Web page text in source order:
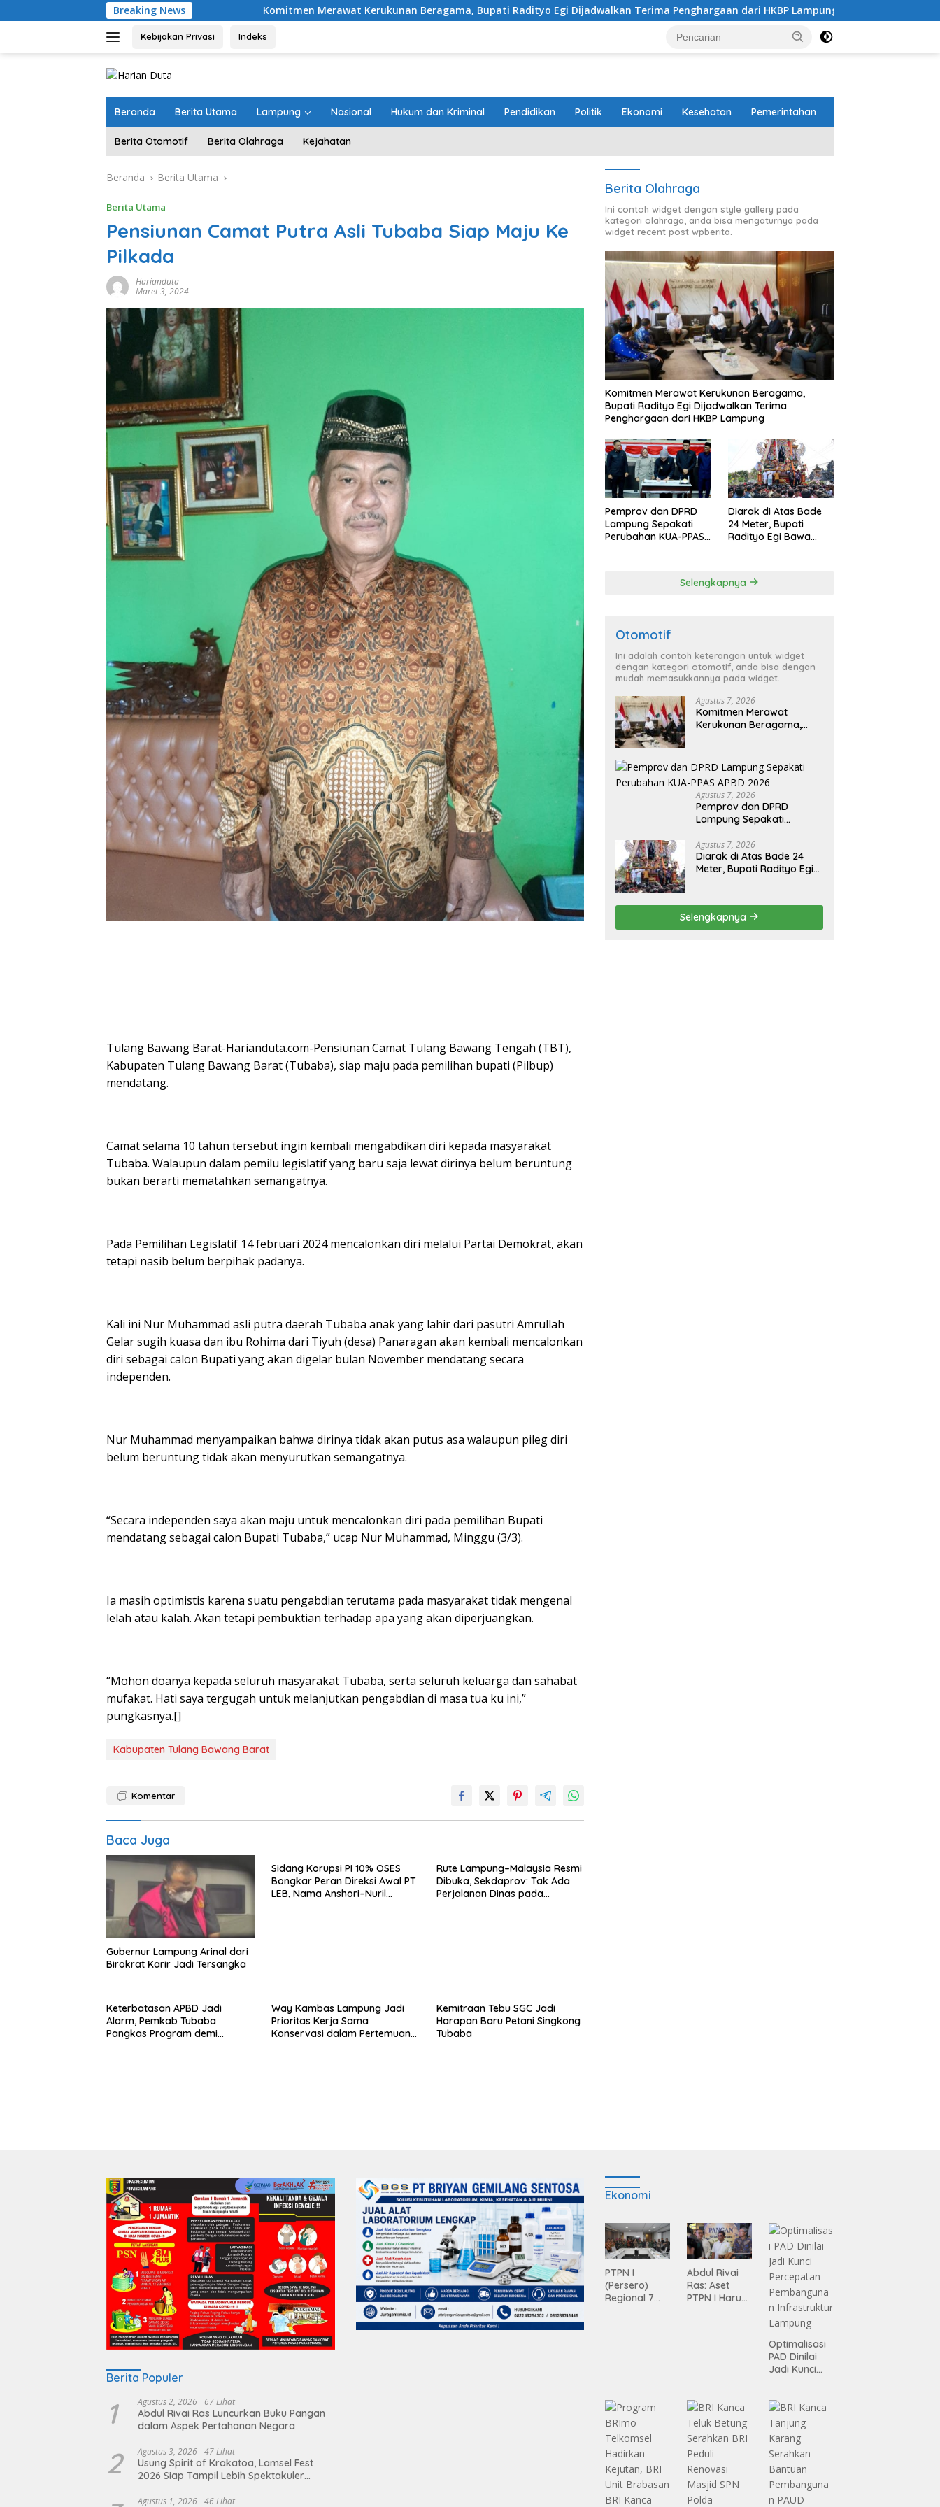
ke
Breaking NewsKomitmen Merawat Kerukunan Beragama, Bupati Radityo Egi Dijadwalkan Terima Penghargaan dari HKBP Lampung Pemprov dan DPRD
Kebijakan Privasi Indeks
Beranda Berita Utama Lampung Nasional Hukum dan Kriminal Pendidikan Politik Ekonomi Kesehatan Pemerintahan
Berita Otomotif Berita Olahraga Kejahatan
Beranda Berita Utama
Berita Utama
Pensiunan Camat Putra Asli Tubaba Siap Maju Ke
Pilkada
Harianduta
Maret 3, 2024
Tulang Bawang Barat-Harianduta.com-Pensiunan Camat Tulang Bawang Tengah (TBT),
Kabupaten Tulang Bawang Barat (Tubaba), siap maju pada pemilihan bupati (Pilbup)
mendatang.
Camat selama 10 tahun tersebut ingin kembali mengabdikan diri kepada masyarakat
Tubaba. Walaupun dalam pemilu legislatif yang baru saja lewat dirinya belum beruntung
bukan berarti mematahkan semangatnya.
Pada Pemilihan Legislatif 14 februari 2024 mencalonkan diri melalui Partai Demokrat, akan
tetapi nasib belum berpihak padanya.
Kali ini Nur Muhammad asli putra daerah Tubaba anak yang lahir dari pasutri Amrullah
Gelar sugih kuasa dan ibu Rohima dari Tiyuh (desa) Panaragan akan kembali mencalonkan
diri sebagai calon Bupati yang akan digelar bulan November mendatang secara
independen.
Nur Muhammad menyampaikan bahwa dirinya tidak akan putus asa walaupun pileg diri
belum beruntung tidak akan menyurutkan semangatnya.
“Secara independen saya akan maju untuk mencalonkan diri pada pemilihan Bupati
mendatang sebagai calon Bupati Tubaba,” ucap Nur Muhammad, Minggu (3/3).
Ia masih optimistis karena suatu pengabdian terutama pada masyarakat tidak mengenal
lelah atau kalah. Akan tetapi pembuktian terhadap apa yang akan diperjuangkan.
“Mohon doanya kepada seluruh masyarakat Tubaba, serta seluruh keluarga dan sahabat
mufakat. Hati saya tergugah untuk melanjutkan pengabdian di masa tua ku ini,”
pungkasnya.[]
Kabupaten Tulang Bawang Barat
Komentar
Baca Juga
Gubernur Lampung Arinal dari
Birokrat Karir Jadi Tersangka
Sidang Korupsi PI 10% OSES
Bongkar Peran Direksi Awal PT
LEB, Nama Anshori–Nuril
Rute Lampung–Malaysia Resmi
Dibuka, Sekdaprov: Tak Ada
Perjalanan Dinas pada
Keterbatasan APBD Jadi
Alarm, Pemkab Tubaba
Pangkas Program demi
Way Kambas Lampung Jadi
Prioritas Kerja Sama
Konservasi dalam Pertemuan
Kemitraan Tebu SGC Jadi
Harapan Baru Petani Singkong
Tubaba
Berita Olahraga
Ini contoh widget dengan style gallery pada
kategori olahraga, anda bisa mengaturnya pada
widget recent post wpberita.
Komitmen Merawat Kerukunan Beragama,
Bupati Radityo Egi Dijadwalkan Terima
Penghargaan dari HKBP Lampung
Pemprov dan DPRD
Lampung Sepakati
Perubahan KUA-PPAS
Diarak di Atas Bade
24 Meter, Bupati
Radityo Egi Bawa
pada 2027
Selengkapnya
Otomotif
Ini adalah contoh keterangan untuk widget
dengan kategori otomotif, anda bisa dengan
mudah memasukkannya pada widget.
Agustus 7, 2026
Komitmen Merawat
Kerukunan Beragama,
Penghargaan dari HKBP
Lampung
Agustus 7, 2026
Pemprov dan DPRD
Lampung Sepakati
APBD 2026
Agustus 7, 2026
Diarak di Atas Bade 24
Meter, Bupati Radityo Egi
‘Penglipuran’ Kedua pada
2027
Selengkapnya
Berita Populer
1 Agustus 2, 2026 67 Lihat
Abdul Rivai Ras Luncurkan Buku Pangan
dalam Aspek Pertahanan Negara
2 Agustus 3, 2026 47 Lihat
Usung Spirit of Krakatoa, Lamsel Fest
2026 Siap Tampil Lebih Spektakuler
Artis Ibu Kota
Agustus 1, 2026 46 Lihat
Ekonomi
PTPN I
(Persero)
Regional 7
Abdul Rivai
Ras: Aset
PTPN I Harus
Optimalisasi
PAD Dinilai
Jadi Kunci
n
Infrastruktur
Lampung